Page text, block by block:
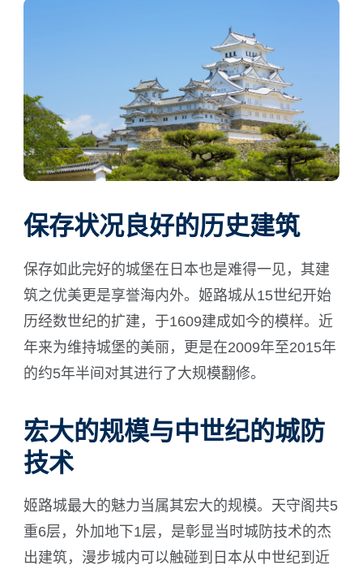
保存状况良好的历史建筑
保存如此完好的城堡在日本也是难得一见，其建
筑之优美更是享誉海内外。姬路城从15世纪开始
历经数世纪的扩建，于1609建成如今的模样。近
年来为维持城堡的美丽，更是在2009年至2015年
的约5年半间对其进行了大规模翻修。
宏大的规模与中世纪的城防
技术
姬路城最大的魅力当属其宏大的规模。天守阁共5
重6层，外加地下1层，是彰显当时城防技术的杰
出建筑，漫步城内可以触碰到日本从中世纪到近